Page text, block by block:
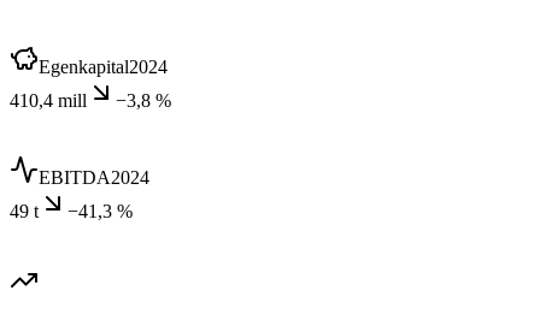
Egenkapital2024
410,4 mill
−3,8 %
EBITDA2024
49 t
−41,3 %